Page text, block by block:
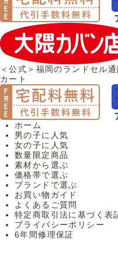
＜公式＞福岡のランドセル
カート
ホーム
男の子に人気
女の子に人気
数量限定商品
素材から選ぶ
価格帯で選ぶ
ブランドで選ぶ
お買い物ガイド
よくあるご質問
特定商取引法に基づく表
プライバシーポリシー
6年間修理保証